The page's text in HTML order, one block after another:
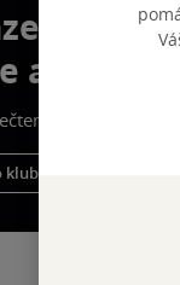
a
a naší
tisíce knih